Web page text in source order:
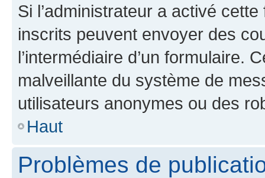
Si l’administrateur a activé
inscrits peuvent envoyer des
l’intermédiaire d’un formulaire.
malveillante du système de
utilisateurs anonymes ou des
Haut
Problèmes de